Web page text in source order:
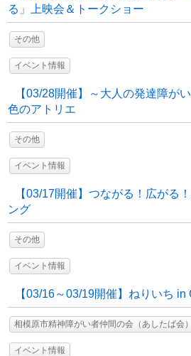
る」上映会＆トークショー
その他
イベント情報
【03/28開催】～大人の発達障が
色のアトリエ
その他
イベント情報
【03/17開催】つながる！広がる
ング
その他
イベント情報
【03/16～03/19開催】ねりいち
相模原市精神障がい者仲間の会（あしたば会）
イベント情報